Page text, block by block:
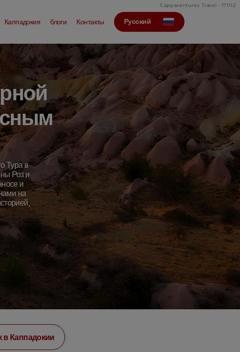
Cappaventures Travel - 17102
Каппадокия блоги Контакты Русский
Тура в
Роз и
и
на
Каппадокии